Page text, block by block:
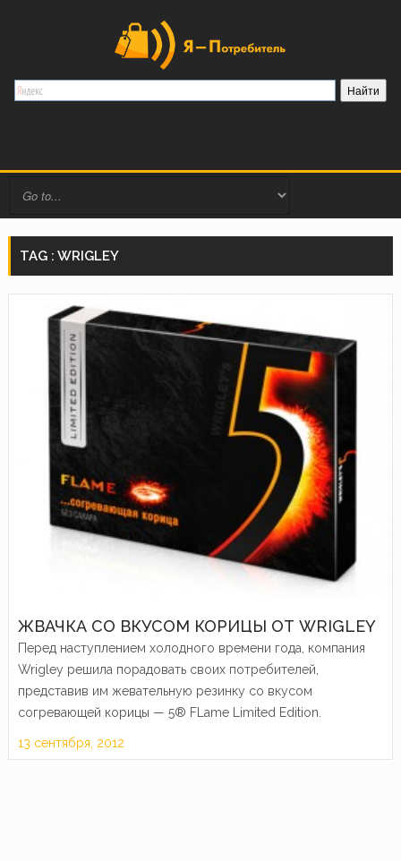
TAG : WRIGLEY
ЖВАЧКА СО ВКУСОМ КОРИЦЫ ОТ WRIGLEY
Перед наступлением холодного времени года, компания
Wrigley решила порадовать своих потребителей,
представив им жевательную резинку со вкусом
согревающей корицы — 5® FLame Limited Edition.
13 сентября, 2012